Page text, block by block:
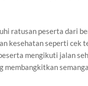
ratusan peserta dari
kesehatan seperti cek
mengikuti jalan
membangkitkan